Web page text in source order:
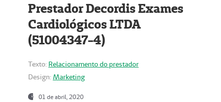
Prestador Decordis Exames
Cardiológicos LTDA
(51004347-4)
Texto: Relacionamento do prestador
Design: Marketing
01 de abril, 2020